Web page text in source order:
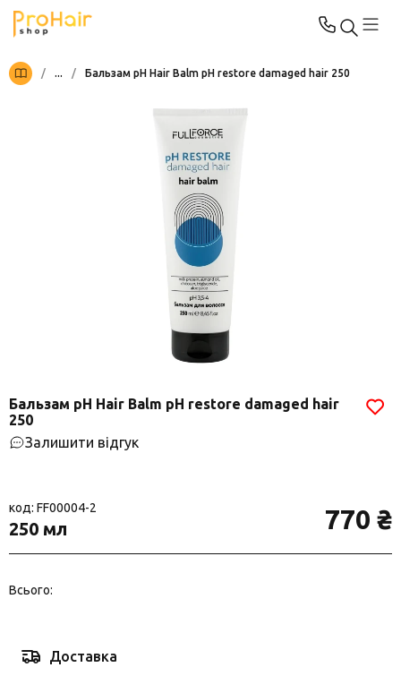
/ ... / Бальзам pH Hair Balm pH restore damaged hair 250
Бальзам pH Hair Balm pH restore damaged hair
250
Залишити відгук
код: FF00004-2
250 мл 770 ₴
Всього:
Доставка